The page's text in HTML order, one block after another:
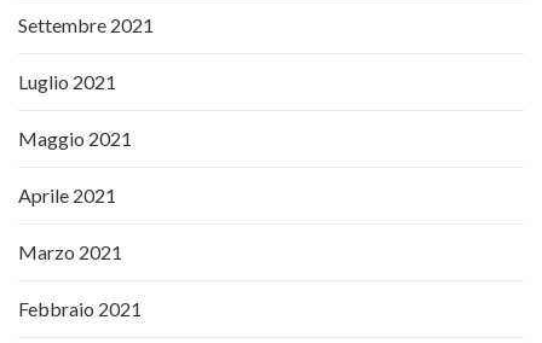
Settembre 2021
Luglio 2021
Maggio 2021
Aprile 2021
Marzo 2021
Febbraio 2021